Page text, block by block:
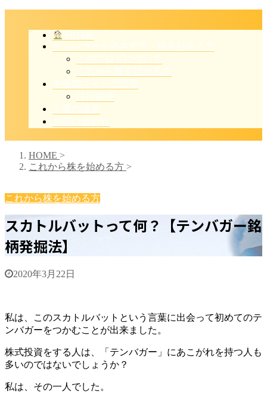
HOME
テンバガーをめざす方・株を始める方
このブログについて
これから株を始める方
中長期スイング投資
注目銘柄
今週の展望
お問い合わせ
HOME >
これから株を始める方 >
これから株を始める方
スカトルバットって何？【テンバガー銘
柄発掘法】
2020年3月22日
私は、このスカトルバットという言葉に出会って初めてのテ
ンバガーをつかむことが出来ました。
株式投資をする人は、「テンバガー」にあこがれを持つ人も
多いのではないでしょうか？
私は、その一人でした。